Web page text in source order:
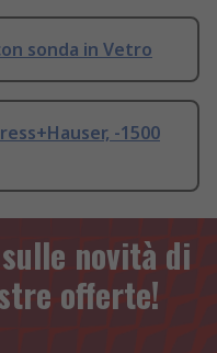
sonda in Vetro
-1500
novità di
offerte!